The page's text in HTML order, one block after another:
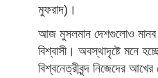
মুফরাদ)।
আজ মুসলমান দেশগুলোও মানব
বিশ্বাসী। অবস্থাদৃষ্টে মনে
বিশ্বনেত্রীবৃন্দ নিজেদের